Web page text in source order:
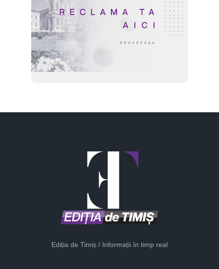
Ediția de Timiș / Informații în timp real